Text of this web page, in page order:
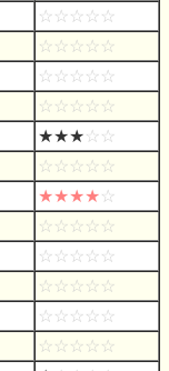
☆☆☆☆☆
☆☆☆☆☆
☆☆☆☆☆
☆☆☆☆☆
★★★☆☆
☆☆☆☆☆
★★★★☆
☆☆☆☆☆
☆☆☆☆☆
☆☆☆☆☆
☆☆☆☆☆
☆☆☆☆☆